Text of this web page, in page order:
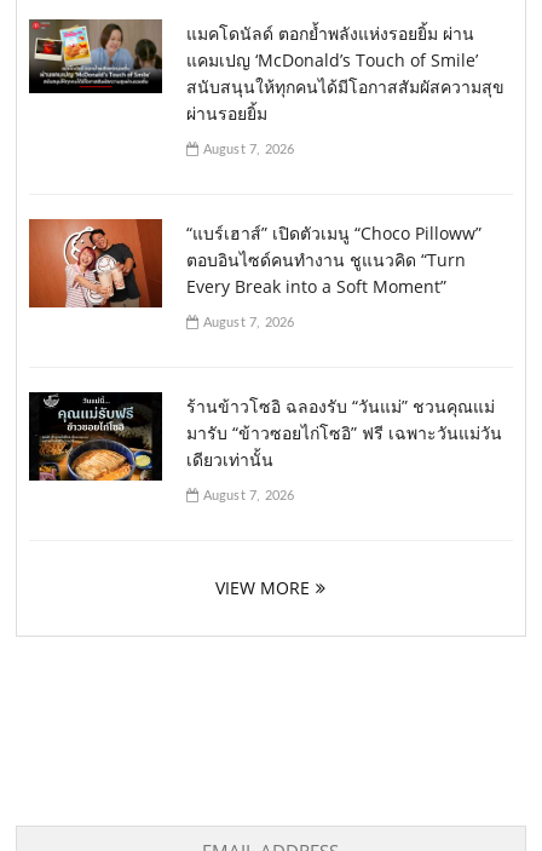
แมคโดนัลด์ ตอกย้ำพลังแห่งรอยยิ้ม ผ่าน
แคมเปญ ‘McDonald’s Touch of Smile’
สนับสนุนให้ทุกคนได้มีโอกาสสัมผัสความสุข
ผ่านรอยยิ้ม
August 7, 2026
“แบร์เฮาส์” เปิดตัวเมนู “Choco Pilloww”
ตอบอินไซด์คนทำงาน ชูแนวคิด “Turn
Every Break into a Soft Moment”
August 7, 2026
ร้านข้าวโซอิ ฉลองรับ “วันแม่” ชวนคุณแม่
มารับ “ข้าวซอยไก่โซอิ” ฟรี เฉพาะวันแม่วัน
เดียวเท่านั้น
August 7, 2026
VIEW MORE